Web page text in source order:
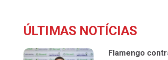
ÚLTIMAS NOTÍCIAS
Flamengo